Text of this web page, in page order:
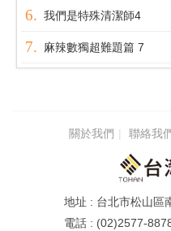
我們是特殊清潔師4
麻辣數獨超難題篇 7
關於我們 聯絡我
台北市松山區
(02)2577-